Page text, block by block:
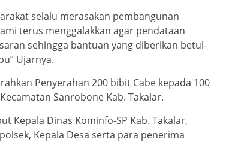
selalu merasakan pembangunan
terus menggalakkan agar pendataan
sehingga bantuan yang diberikan betul-
Ujarnya.
Penyerahan 200 bibit Cabe kepada 100
Sanrobone Kab. Takalar.
Kepala Dinas Kominfo-SP Kab. Takalar,
Kepala Desa serta para penerima